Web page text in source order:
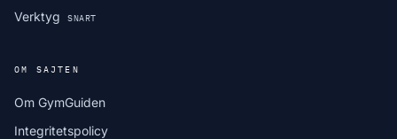
Verktyg
SNART
OM SAJTEN
Om GymGuiden
Integritetspolicy